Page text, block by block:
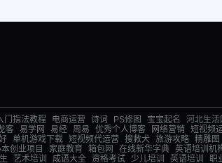
门指法教程 电商运营 诗词 PS修图 宝宝起名 河北生活
客 易学网 易经 周易 优秀个人博客 网络营销 短视频
单机游戏下载 短视频代运营 搜救犬 旅游攻略 精雕图
创业项目 家庭教育 箱包网 在线新华字典 英语培训机
艺术培训 成语大全 资格考试 少儿培训 英语培训 职